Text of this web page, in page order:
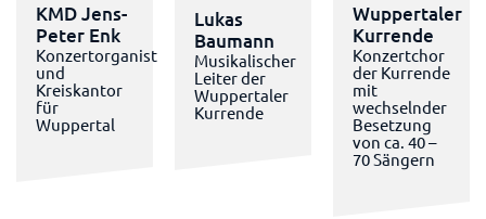
KMD Jens-
Peter Enk
Konzertorganist
und
Kreiskantor
für
Wuppertal
Lukas
Baumann
Musikalischer
Leiter der
Wuppertaler
Kurrende
Wuppertaler
Kurrende
Konzertchor
der Kurrende
mit
wechselnder
Besetzung
von ca. 40 –
70 Sängern